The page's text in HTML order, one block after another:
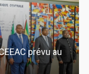
prévu au